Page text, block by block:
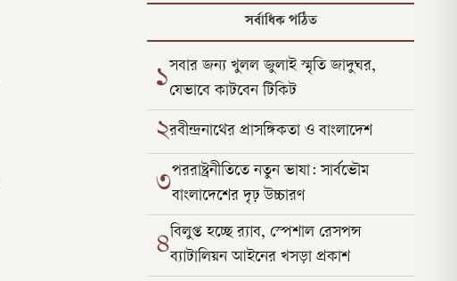
সর্বাধিক পঠিত
১সবার জন্য খুলল জুলাই স্মৃতি জাদুঘর,
যেভাবে কাটবেন টিকিট
২রবীন্দ্রনাথের প্রাসঙ্গিকতা ও বাংলাদেশ
৩পররাষ্ট্রনীতিতে নতুন ভাষা: সার্বভৌম
বাংলাদেশের দৃঢ় উচ্চারণ
৪বিলুপ্ত হচ্ছে র‍্যাব, স্পেশাল রেসপন্স
ব্যাটালিয়ন আইনের খসড়া প্রকাশ